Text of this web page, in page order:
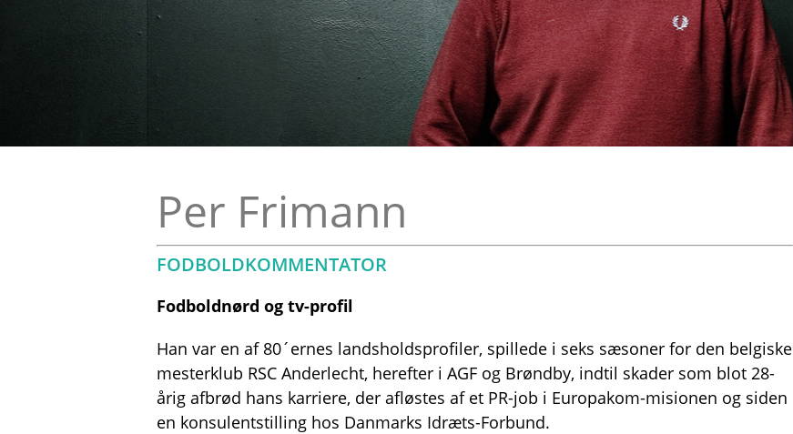
Per Frimann
FODBOLDKOMMENTATOR
Fodboldnørd og tv-profil
Han var en af 80´ernes landsholdsprofiler, spillede i seks sæsoner for den belgiske
mesterklub RSC Anderlecht, herefter i AGF og Brøndby, indtil skader som blot 28-
årig afbrød hans karriere, der afløstes af et PR-job i Europakom-misionen og siden
en konsulentstilling hos Danmarks Idræts-Forbund.